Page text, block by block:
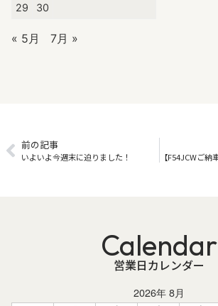
29
30
« 5月 7月 »
前の記事
いよいよ今週末に迫りました！
Calendar
営業日カレンダー
2026年 8月